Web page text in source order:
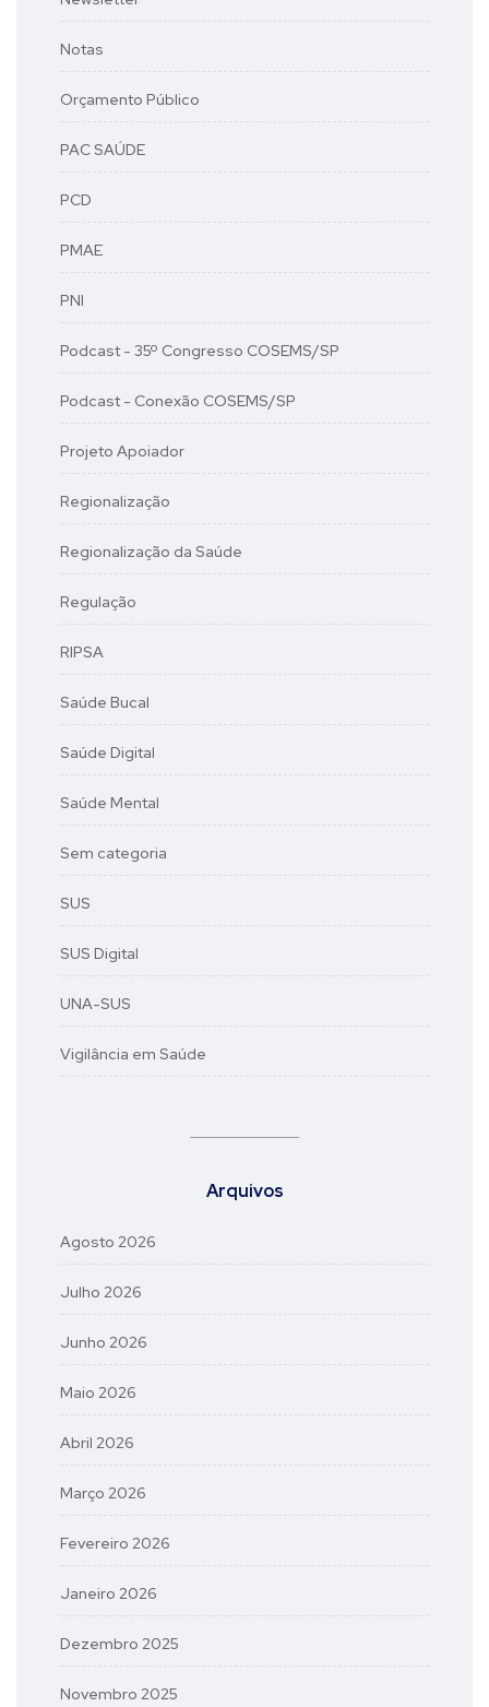
Notas
Orçamento Público
PAC SAÚDE
PCD
PMAE
PNI
Podcast - 35º Congresso COSEMS/SP
Podcast - Conexão COSEMS/SP
Projeto Apoiador
Regionalização
Regionalização da Saúde
Regulação
RIPSA
Saúde Bucal
Saúde Digital
Saúde Mental
Sem categoria
SUS
SUS Digital
UNA-SUS
Vigilância em Saúde
Arquivos
Agosto 2026
Julho 2026
Junho 2026
Maio 2026
Abril 2026
Março 2026
Fevereiro 2026
Janeiro 2026
Dezembro 2025
Novembro 2025